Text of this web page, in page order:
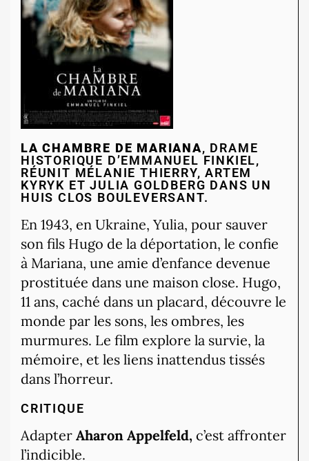
LA CHAMBRE DE MARIANA, DRAME
HISTORIQUE D’EMMANUEL FINKIEL,
RÉUNIT MÉLANIE THIERRY, ARTEM
KYRYK ET JULIA GOLDBERG DANS UN
HUIS CLOS BOULEVERSANT.
En 1943, en Ukraine, Yulia, pour sauver
son fils Hugo de la déportation, le confie
à Mariana, une amie d’enfance devenue
prostituée dans une maison close. Hugo,
11 ans, caché dans un placard, découvre le
monde par les sons, les ombres, les
murmures. Le film explore la survie, la
mémoire, et les liens inattendus tissés
dans l’horreur.
CRITIQUE
Adapter Aharon Appelfeld, c’est affronter
l’indicible.